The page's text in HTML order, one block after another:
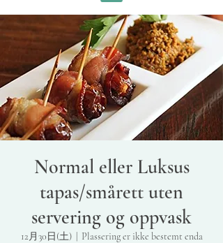
Normal eller Luksus
tapas/smårett uten
servering og oppvask
12月30日(土)
  |
Plassering er ikke bestemt enda